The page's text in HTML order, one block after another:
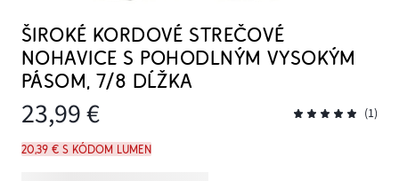
ŠIROKÉ KORDOVÉ STREČOVÉ
NOHAVICE S POHODLNÝM VYSOKÝM
PÁSOM, 7/8 DĹŽKA
23,99 € (1)
20,39 € s kódom LUMEN